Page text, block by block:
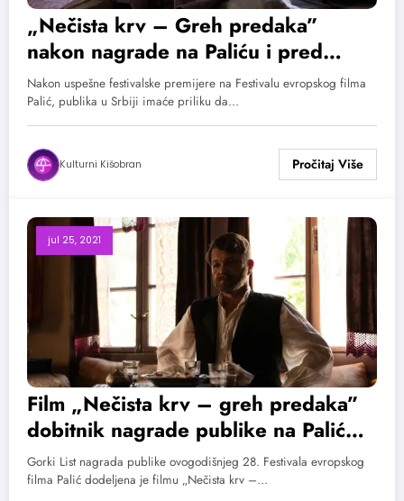
„Nečista krv – Greh predaka”
nakon nagrade na Paliću i pred
publikom na festivalima u Vrnjačkoj
Banji, Smederevu i Nišu
Nakon uspešne festivalske premijere na Festivalu evropskog filma
Palić, publika u Srbiji imaće priliku da…
Kulturni Kišobran
jul 25, 2021
Film „Nečista krv – greh predaka”
dobitnik nagrade publike na Palić
Film Festu
Gorki List nagrada publike ovogodišnjeg 28. Festivala evropskog
filma Palić dodeljena je filmu „Nečista krv –…